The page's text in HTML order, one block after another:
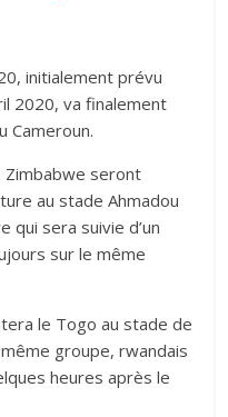
initialement prévu
2020, va finalement
Cameroun.
Zimbabwe seront
au stade Ahmadou
qui sera suivie d’un
sur le même
le Togo au stade de
groupe, rwandais
heures après le